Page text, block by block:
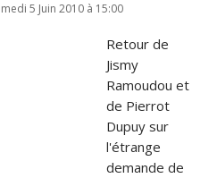
5 Juin 2010 à 15:00
Retour de
Jismy
Ramoudou et
de Pierrot
Dupuy sur
l'étrange
demande de